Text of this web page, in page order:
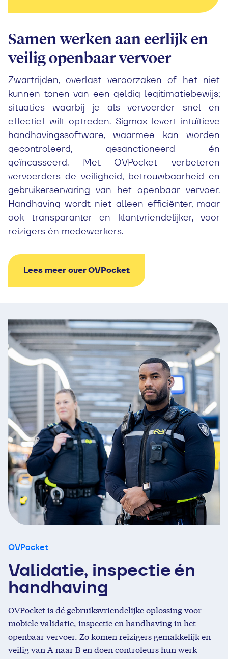
Samen werken aan eerlijk en
veilig openbaar vervoer
Zwartrijden, overlast veroorzaken of het niet
kunnen tonen van een geldig legitimatiebewijs;
situaties waarbij je als vervoerder snel en
effectief wilt optreden. Sigmax levert intuïtieve
handhavingssoftware, waarmee kan worden
gecontroleerd, gesanctioneerd én
geïncasseerd. Met OVPocket verbeteren
vervoerders de veiligheid, betrouwbaarheid en
gebruikerservaring van het openbaar vervoer.
Handhaving wordt niet alleen efficiënter, maar
ook transparanter en klantvriendelijker, voor
reizigers én medewerkers.
Lees meer over OVPocket
OVPocket
Validatie, inspectie én
handhaving
OVPocket is dé gebruiksvriendelijke oplossing voor
mobiele validatie, inspectie en handhaving in het
openbaar vervoer. Zo komen reizigers gemakkelijk en
veilig van A naar B en doen controleurs hun werk